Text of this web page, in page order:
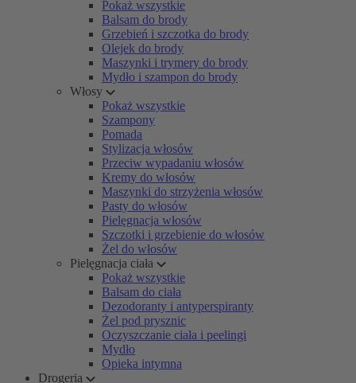
Pokaż wszystkie
Balsam do brody
Grzebień i szczotka do brody
Olejek do brody
Maszynki i trymery do brody
Mydło i szampon do brody
Włosy
Pokaż wszystkie
Szampony
Pomada
Stylizacja włosów
Przeciw wypadaniu włosów
Kremy do włosów
Maszynki do strzyżenia włosów
Pasty do włosów
Pielęgnacja włosów
Szczotki i grzebienie do włosów
Żel do włosów
Pielęgnacja ciała
Pokaż wszystkie
Balsam do ciała
Dezodoranty i antyperspiranty
Żel pod prysznic
Oczyszczanie ciała i peelingi
Mydło
Opieka intymna
Drogeria